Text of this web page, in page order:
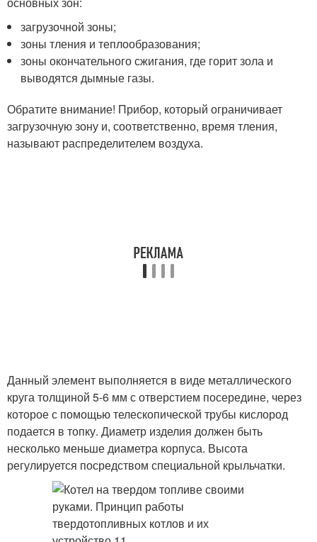
загрузочной зоны;
зоны тления и теплообразования;
зоны окончательного сжигания, где горит зола и
выводятся дымные газы.
Обратите внимание! Прибор, который ограничивает
загрузочную зону и, соответственно, время тления,
называют распределителем воздуха.
Данный элемент выполняется в виде металлического
круга толщиной 5-6 мм с отверстием посередине, через
которое с помощью телескопической трубы кислород
подается в топку. Диаметр изделия должен быть
несколько меньше диаметра корпуса. Высота
регулируется посредством специальной крыльчатки.